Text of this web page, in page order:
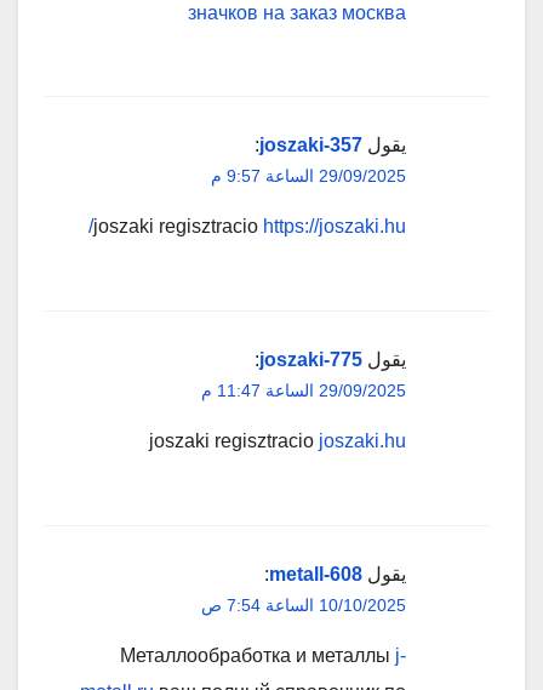
значков на заказ москва
يقول joszaki-357
:
29/09/2025 الساعة 9:57 م
joszaki regisztracio https://joszaki.hu/
يقول joszaki-775
:
29/09/2025 الساعة 11:47 م
joszaki regisztracio joszaki.hu
يقول metall-608
:
10/10/2025 الساعة 7:54 ص
Металлообработка и металлы j-